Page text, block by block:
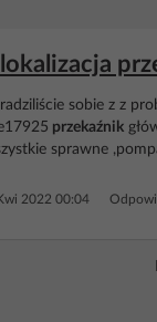
sobie z z
przekaźnik
sprawne
2022 00:04